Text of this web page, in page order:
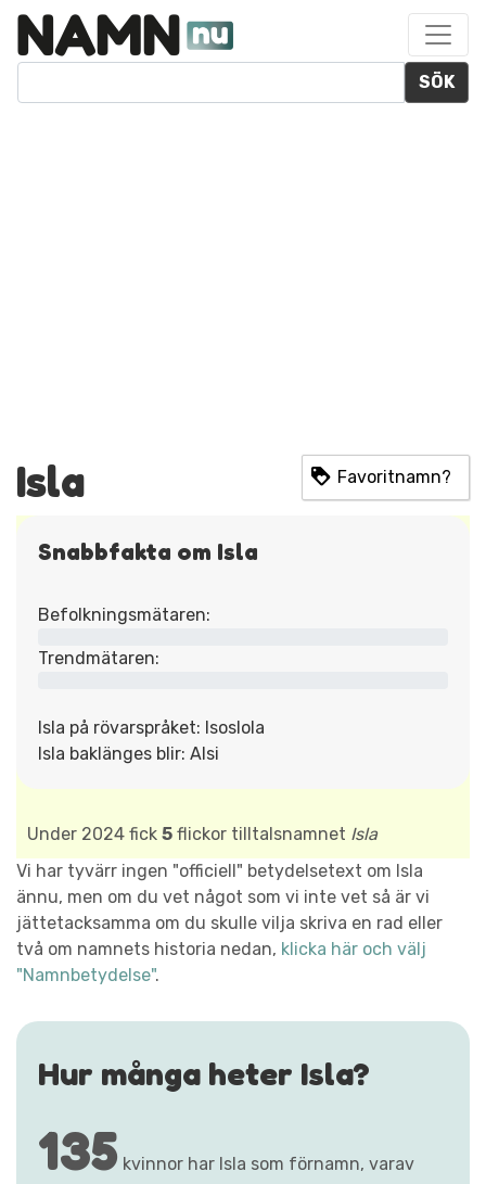
SÖK
Isla Favoritnamn?
Snabbfakta om Isla
Befolkningsmätaren:
Trendmätaren:
Isla på rövarspråket: Isoslola
Isla baklänges blir: Alsi
Under 2024 fick 5 flickor tilltalsnamnet Isla
Vi har tyvärr ingen "officiell" betydelsetext om Isla
ännu, men om du vet något som vi inte vet så är vi
jättetacksamma om du skulle vilja skriva en rad eller
två om namnets historia nedan, klicka här och välj
"Namnbetydelse".
Hur många heter Isla?
135 kvinnor har Isla som förnamn, varav